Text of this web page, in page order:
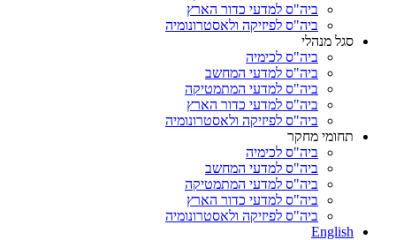
ביה"ס למדעי כדור הארץ
ביה"ס לפיזיקה ולאסטרונומיה
סגל מנהלי
ביה"ס לכימיה
ביה"ס למדעי המחשב
ביה"ס למדעי המתמטיקה
ביה"ס למדעי כדור הארץ
ביה"ס לפיזיקה ולאסטרונומיה
תחומי מחקר
ביה"ס לכימיה
ביה"ס למדעי המחשב
ביה"ס למדעי המתמטיקה
ביה"ס למדעי כדור הארץ
ביה"ס לפיזיקה ולאסטרונומיה
English